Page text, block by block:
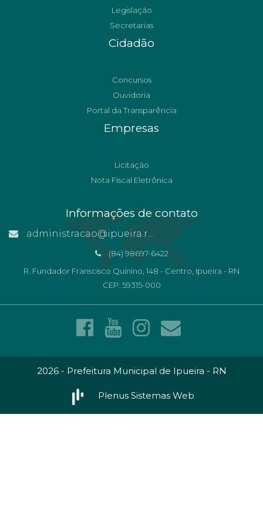
Legislação
Secretarias
Cidadão
Concursos
Ouvidoria
Portal da Transparência
Empresas
Licitação
Nota Fiscal Eletrônica
Informações de contato
administracao@ipueira.rn.gov.br
(84) 98697-6422
R. Fundador Franscisco Quinino, 148 - Centro, Ipueira - RN
CEP: 59315-000
2026 - Prefeitura Municipal de Ipueira - RN
Plenus Sistemas Web